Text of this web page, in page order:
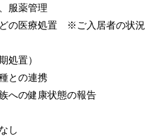
服薬管理
どの医療処置 ※ご入居者の状況
処置）
との連携
への健康状態の報告
し